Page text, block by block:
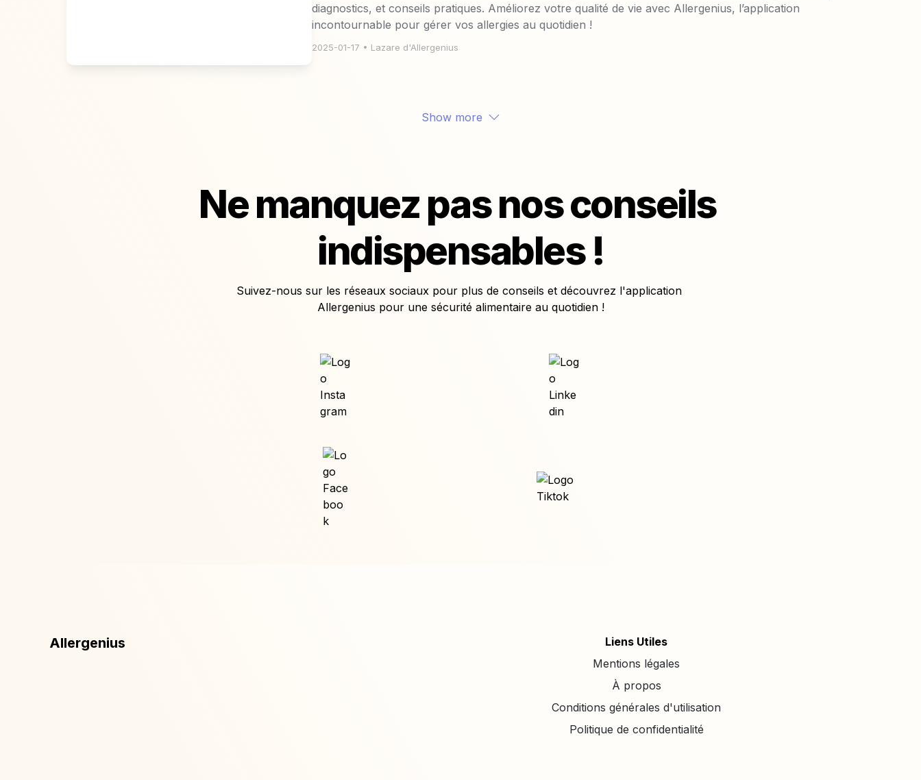
diagnostics, et conseils pratiques. Améliorez votre qualité de vie avec Allergenius, l’application
incontournable pour gérer vos allergies au quotidien !
2025-01-17 • Lazare d'Allergenius
Show more
Ne manquez pas nos conseils
indispensables !
Suivez-nous sur les réseaux sociaux pour plus de conseils et découvrez l'application
Allergenius pour une sécurité alimentaire au quotidien !
Allergenius
Liens Utiles
Mentions légales
À propos
Conditions générales d'utilisation
Politique de confidentialité